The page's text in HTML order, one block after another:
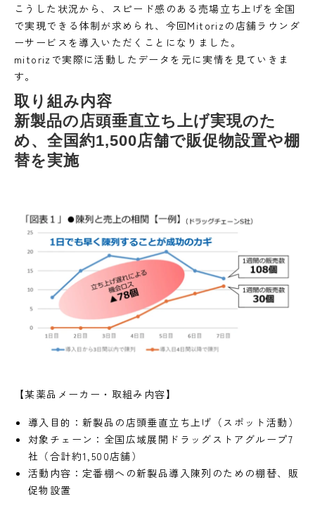
こうした状況から、スピード感のある売場立ち上げを全国
で実現できる体制が求められ、今回Mitorizの店舗ラウンダ
ーサービスを導入いただくことになりました。
mitorizで実際に活動したデータを元に実情を見ていきま
す。
取り組み内容
新製品の店頭垂直立ち上げ実現のた
め、全国約1,500店舗で販促物設置や棚
替を実施
【某薬品メーカー・取組み内容】
導入目的：新製品の店頭垂直立ち上げ（スポット活動）
対象チェーン：全国広域展開ドラッグストアグループ7
社（合計約1,500店舗）
活動内容：定番棚への新製品導入陳列のための棚替、販
促物設置